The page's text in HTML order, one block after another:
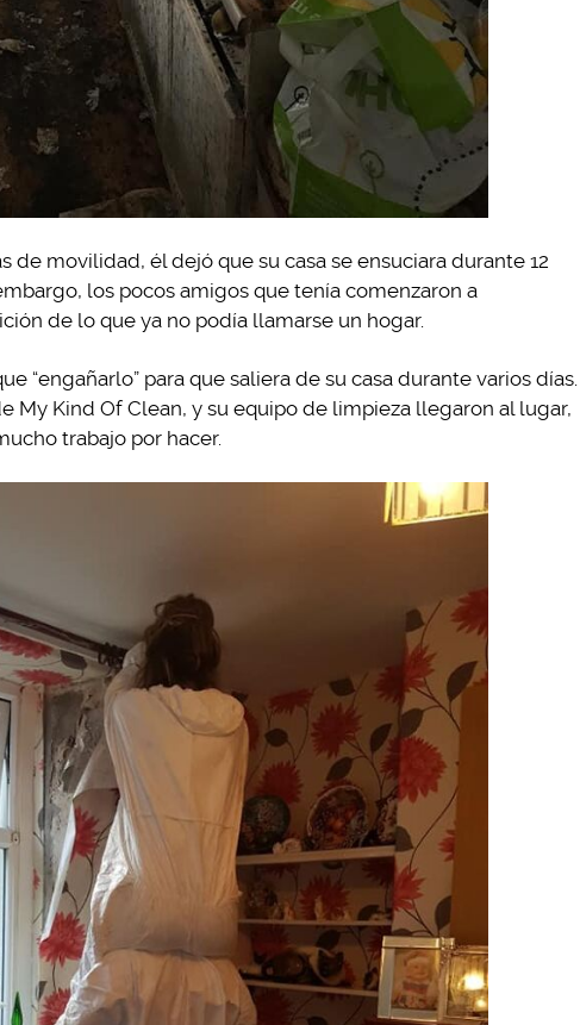
de movilidad, él dejó que su casa se ensuciara durante 12
los pocos amigos que tenía comenzaron a
de lo que ya no podía llamarse un hogar.
“engañarlo” para que saliera de su casa durante varios días.
My Kind Of Clean, y su equipo de limpieza llegaron al lugar,
trabajo por hacer.